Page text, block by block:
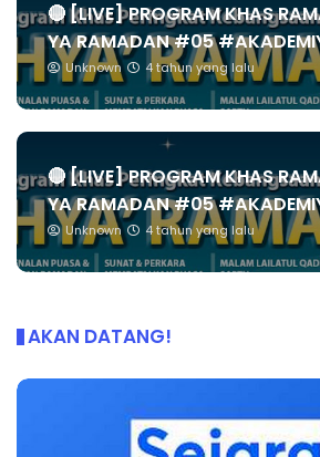
🔴 [LIVE] PROGRAM KHAS
YA RAMADAN #05
Unknown 4 tahun yang lalu
🔴 [LIVE] PROGRAM KHAS
YA RAMADAN #05
Unknown 4 tahun yang lalu
AKAN DATANG!